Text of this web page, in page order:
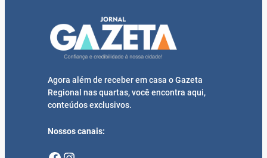
Agora além de receber em casa o Gazeta
Regional nas quartas, você encontra aqui,
conteúdos exclusivos.
Nossos canais: